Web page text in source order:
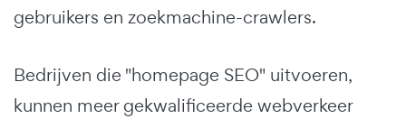
gebruikers en zoekmachine-crawlers.
Bedrijven die "homepage SEO" uitvoeren,
kunnen meer gekwalificeerde webverkeer